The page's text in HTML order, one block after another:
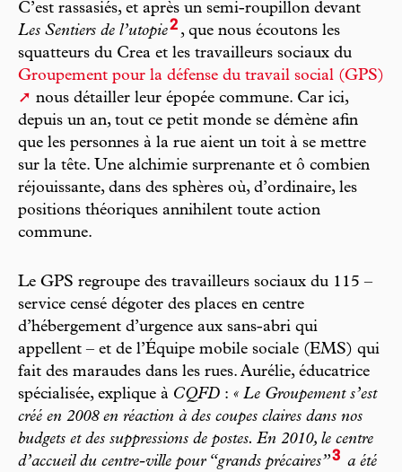
C’est rassasiés, et après un semi-roupillon devant
Les Sentiers de l’utopie2 , que nous écoutons les
squatteurs du Crea et les travailleurs sociaux du
Groupement pour la défense du travail social (GPS)
nous détailler leur épopée commune. Car ici,
depuis un an, tout ce petit monde se démène afin
que les personnes à la rue aient un toit à se mettre
sur la tête. Une alchimie surprenante et ô combien
réjouissante, dans des sphères où, d’ordinaire, les
positions théoriques annihilent toute action
commune.
Le GPS regroupe des travailleurs sociaux du 115 –
service censé dégoter des places en centre
d’hébergement d’urgence aux sans-abri qui
appellent – et de l’Équipe mobile sociale (EMS) qui
fait des maraudes dans les rues. Aurélie, éducatrice
spécialisée, explique à CQFD : « Le Groupement s’est
créé en 2008 en réaction à des coupes claires dans nos
budgets et des suppressions de postes. En 2010, le centre
d’accueil du centre-ville pour “grands précaires”3 a été